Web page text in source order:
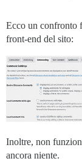
Ecco un confronto
front-end del sito:
Inoltre, non
ancora niente.